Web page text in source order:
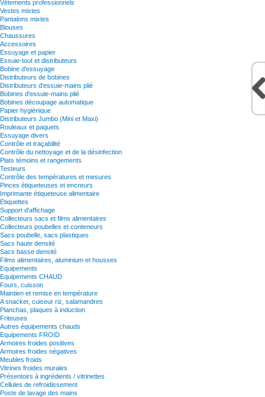
Vêtements professionnels
Vestes mixtes
Pantalons mixtes
Blouses
Chaussures
Accessoires
Essuyage et papier
Essuie-tout et distributeurs
Bobine d'essuyage
Distributeurs de bobines
Distributeurs d'essuie-mains plié
Bobines d'essuie-mains plié
Bobines découpage automatique
Papier hygiènique
Distributeurs Jumbo (Mini et Maxi)
Rouleaux et paquets
Essuyage divers
Contrôle et traçabilité
Contrôle du nettoyage et de la désinfection
Plats témoins et rangements
Testeurs
Contrôle des températures et mesures
Pinces étiqueteuses et encreurs
Imprimante étiqueteuse alimentaire
Etiquettes
Support d'affichage
Collecteurs sacs et films alimentaires
Collecteurs poubelles et conteneurs
Sacs poubelle, sacs plastiques
Sacs haute densité
Sacs basse densité
Films alimentaires, aluminium et housses
Equipements
Equipements CHAUD
Fours, cuisson
Maintien et remise en température
A snacker, cuiseur riz, salamandres
Planchas, plaques à induction
Friteuses
Autres équipements chauds
Equipements FROID
Armoires froides positives
Armoires froides négatives
Meubles froids
Vitrines froides murales
Présentoirs à ingrédients / vitrinettes
Cellules de refroidissement
Poste de lavage des mains